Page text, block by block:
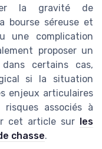
la gravité de
bourse séreuse et
une complication
proposer un
certains cas,
si la situation
enjeux articulaires
associés à
cet article sur les
chasse.